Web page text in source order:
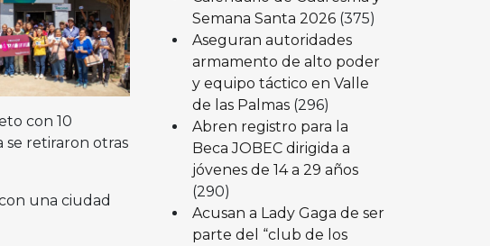
con 10
se retiraron otras
una ciudad
Semana Santa 2026 (375)
Aseguran autoridades
armamento de alto poder
y equipo táctico en Valle
de las Palmas (296)
Abren registro para la
Beca JOBEC dirigida a
jóvenes de 14 a 29 años
(290)
Acusan a Lady Gaga de ser
parte del “club de los